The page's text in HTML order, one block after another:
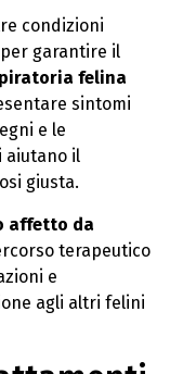
condizioni
garantire il
felina
sintomi
e le
aiutano il
giusta.
affetto da
terapeutico
e
agli altri felini